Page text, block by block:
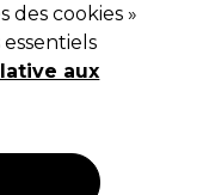
des cookies »
aux